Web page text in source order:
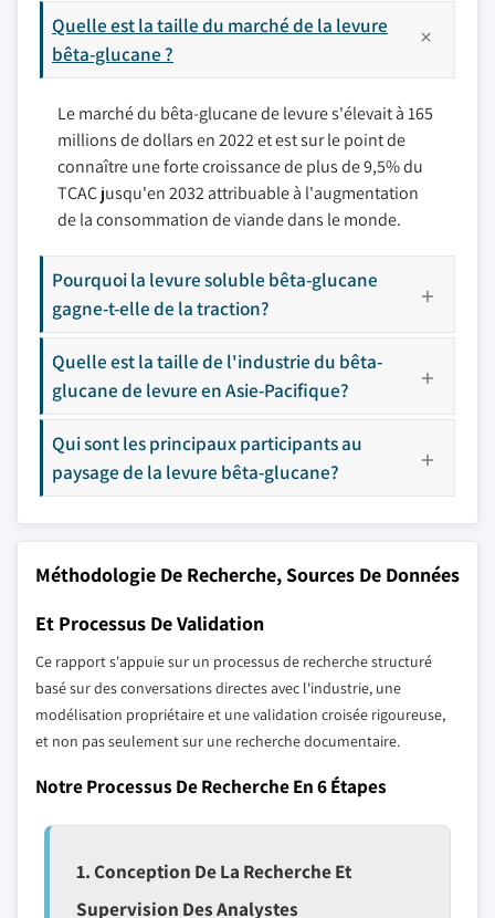
Quelle est la taille du marché de la levure
bêta-glucane ?
Le marché du bêta-glucane de levure s'élevait à 165
millions de dollars en 2022 et est sur le point de
connaître une forte croissance de plus de 9,5% du
TCAC jusqu'en 2032 attribuable à l'augmentation
de la consommation de viande dans le monde.
Pourquoi la levure soluble bêta-glucane
gagne-t-elle de la traction?
Quelle est la taille de l'industrie du bêta-
glucane de levure en Asie-Pacifique?
Qui sont les principaux participants au
paysage de la levure bêta-glucane?
Méthodologie De Recherche, Sources De Données
Et Processus De Validation
Ce rapport s'appuie sur un processus de recherche structuré
basé sur des conversations directes avec l'industrie, une
modélisation propriétaire et une validation croisée rigoureuse,
et non pas seulement sur une recherche documentaire.
Notre Processus De Recherche En 6 Étapes
1. Conception De La Recherche Et
Supervision Des Analystes